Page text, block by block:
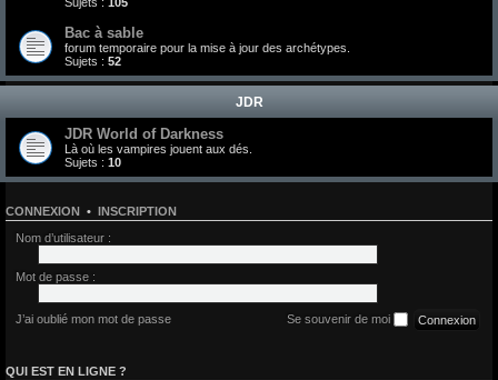
Bac à sable
forum temporaire pour la mise à jour des archétypes.
Sujets : 52
JDR
JDR World of Darkness
Là où les vampires jouent aux dés.
Sujets : 10
CONNEXION • INSCRIPTION
Nom d’utilisateur :
Mot de passe :
J’ai oublié mon mot de passe Se souvenir de moi
QUI EST EN LIGNE ?